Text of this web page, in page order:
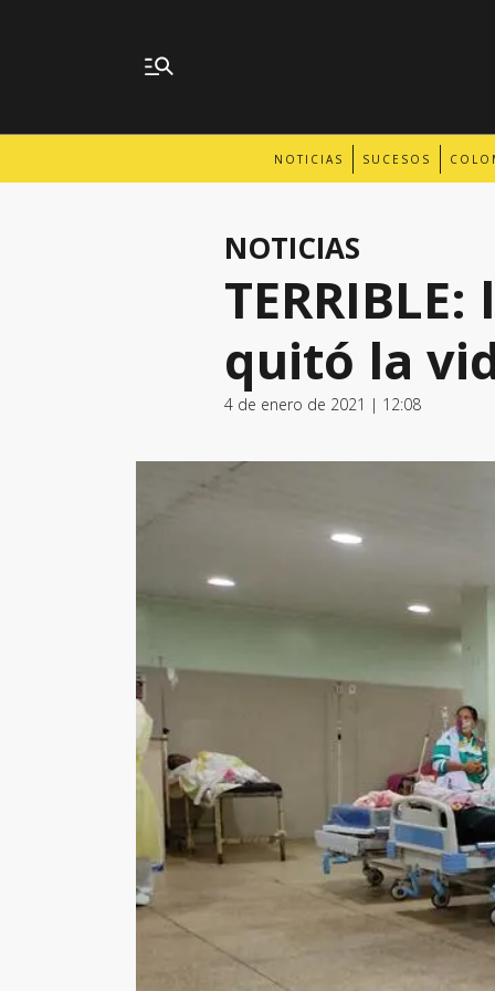
NOTICIAS SUCESOS
NOTICIAS
quitó la
4 de enero de 2021 | 12:08